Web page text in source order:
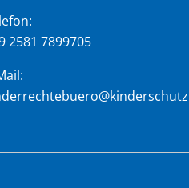
2581 7899705